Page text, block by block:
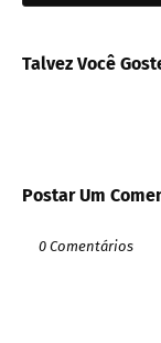
Talvez Você
Postar Um
0 Comentários